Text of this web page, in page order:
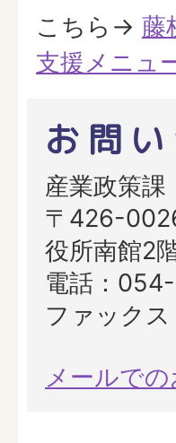
こちら→ 藤
支援メニュ
お問
産業政策課
〒426-
役所南館2
電話：
ファック
メールで